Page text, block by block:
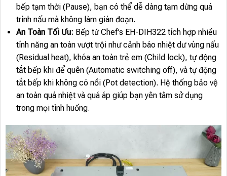
bếp tạm thời (Pause), bạn có thể dễ dàng tạm dừng quá
trình nấu mà không làm gián đoạn.
An Toàn Tối Ưu: Bếp từ Chef’s EH-DIH322 tích hợp nhiều
tính năng an toàn vượt trội như cảnh báo nhiệt dư vùng nấu
(Residual heat), khóa an toàn trẻ em (Child lock), tự động
tắt bếp khi để quên (Automatic switching off), và tự động
tắt bếp khi không có nồi (Pot detection). Hệ thống bảo vệ
an toàn quá nhiệt và quá áp giúp bạn yên tâm sử dụng
trong mọi tình huống.